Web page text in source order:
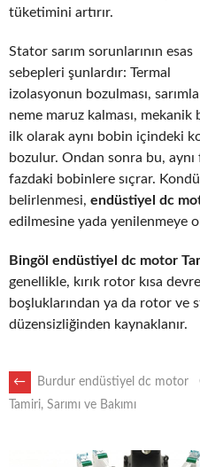
tüketimini artırır.
Stator sarım sorunlarının esas
sebepleri şunlardır: Termal
izolasyonun bozulması,
neme maruz kalması, mekanik
ilk olarak aynı bobin içindeki
bozulur. Ondan sonra bu,
fazdaki bobinlere sıçrar.
belirlenmesi, endüstiyel dc
edilmesine yada yenilenmeye
Bingöl endüstiyel dc motor
genellikle, kırık rotor kısa
boşluklarından ya da rotor ve
düzensizliğinden kaynaklanır.
POST
NAVIGATION
←
Burdur endüstiyel dc motor
Tamiri, Sarımı ve Bakımı